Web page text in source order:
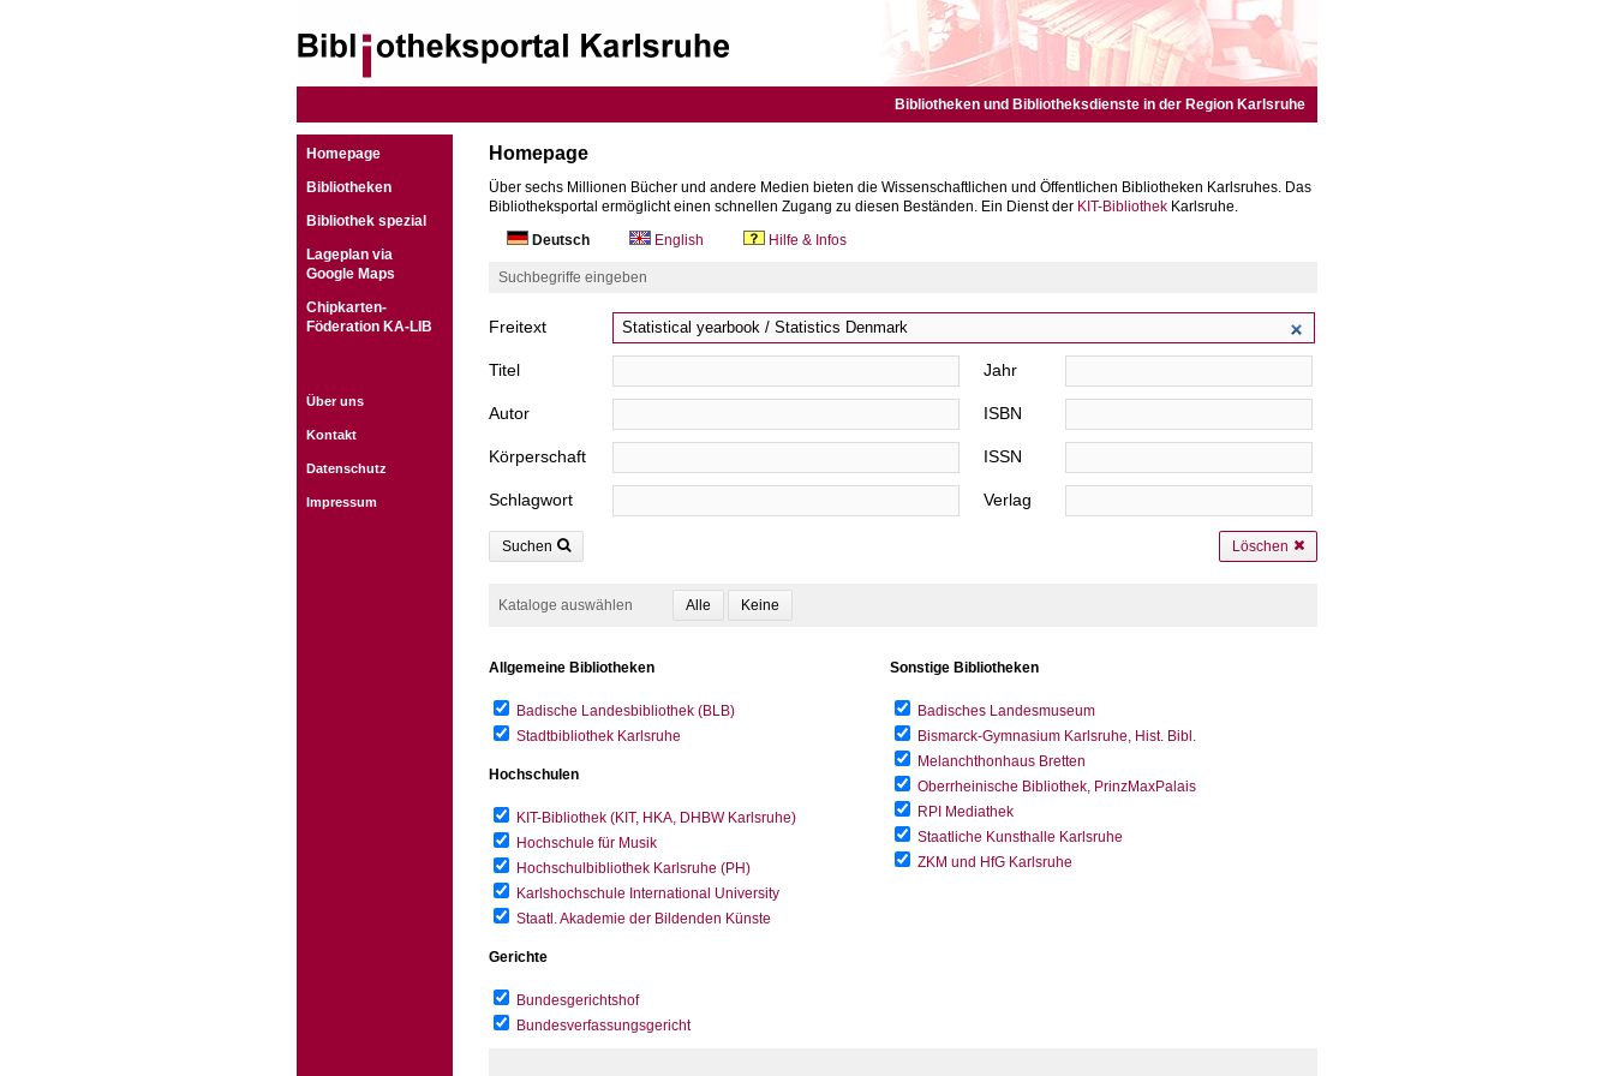
Bibliotheken und Bibliotheksdienste in der Region Karlsruhe
Homepage
Bibliotheken
Bibliothek spezial
Lageplan via
Google Maps
Chipkarten-
Föderation KA-LIB
Über uns
Kontakt
Datenschutz
Impressum
Homepage
Über sechs Millionen Bücher und andere Medien bieten die Wissenschaftlichen und Öffentlichen Bibliotheken Karlsruhes. Das
Bibliotheksportal ermöglicht einen schnellen Zugang zu diesen Beständen. Ein Dienst der KIT-Bibliothek Karlsruhe.
Deutsch
English Hilfe & Infos
Suchbegriffe eingeben
Freitext
Titel
Autor
Körperschaft
Schlagwort
Jahr
ISBN
ISSN
Verlag
Suchen Löschen
Kataloge auswählen
Allgemeine Bibliotheken
Badische Landesbibliothek (BLB)
Stadtbibliothek Karlsruhe
Hochschulen
KIT-Bibliothek (KIT, HKA, DHBW Karlsruhe)
Hochschule für Musik
Hochschulbibliothek Karlsruhe (PH)
Karlshochschule International University
Staatl. Akademie der Bildenden Künste
Gerichte
Bundesgerichtshof
Bundesverfassungsgericht
Sonstige Bibliotheken
Badisches Landesmuseum
Bismarck-Gymnasium Karlsruhe, Hist. Bibl.
Melanchthonhaus Bretten
Oberrheinische Bibliothek, PrinzMaxPalais
RPI Mediathek
Staatliche Kunsthalle Karlsruhe
ZKM und HfG Karlsruhe